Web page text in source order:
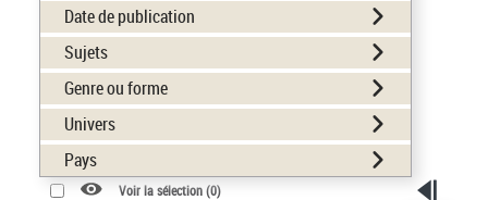
Date de publication
Sujets
Genre ou forme
Univers
Pays
Voir la sélection (0)